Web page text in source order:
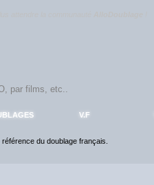
V.F
référence du doublage français.